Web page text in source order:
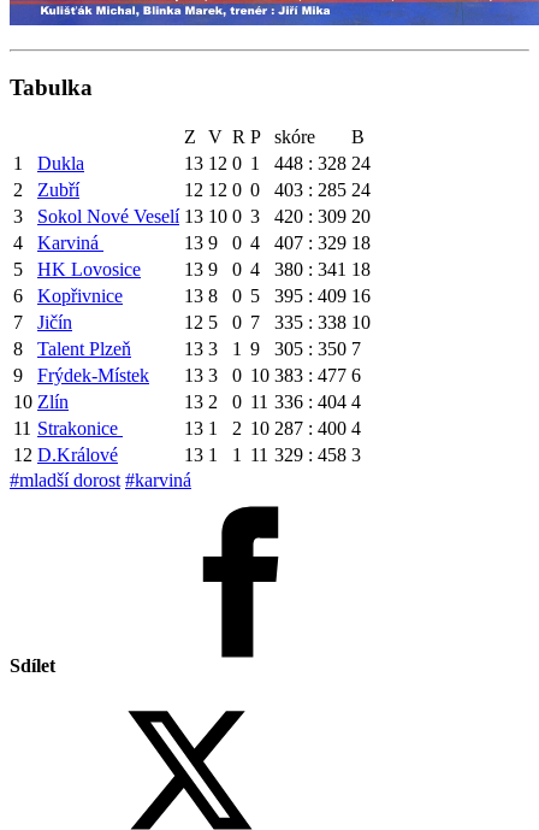
Tabulka
Z V R P skóre
B
1
Dukla 13 12 0 1 448 : 328 24
2
Zubří 12 12 0 0 403 : 285 24
3
Sokol Nové Veselí 13 10 0 3 420 : 309 20
4
Karviná 13 9 0 4 407 : 329 18
5
HK Lovosice 13 9 0 4 380 : 341 18
6
Kopřivnice 13 8 0 5 395 : 409 16
7
Jičín 12 5 0 7 335 : 338 10
8
Talent Plzeň 13 3 1 9 305 : 350 7
9
Frýdek-Místek 13 3 0 10 383 : 477 6
10 Zlín 13 2 0 11 336 : 404 4
11 Strakonice 13 1 2 10 287 : 400 4
12 D.Králové 13 1 1 11 329 : 458 3
#mladší dorost #karviná
Sdílet